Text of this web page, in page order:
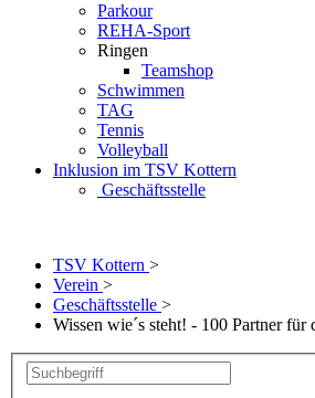
Parkour
REHA-Sport
Ringen
Teamshop
Schwimmen
TAG
Tennis
Volleyball
Inklusion im TSV Kottern
Geschäftsstelle
TSV Kottern >
Verein >
Geschäftsstelle >
Wissen wie´s steht! - 100 Partner für